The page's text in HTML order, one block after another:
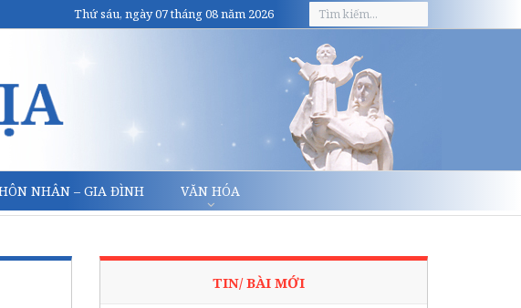
Thứ sáu, ngày 07 tháng 08 năm 2026
NHÂN – GIA ĐÌNH VĂN HÓA
TIN/ BÀI MỚI